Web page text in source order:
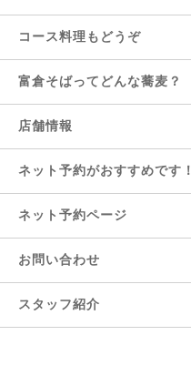
コース料理もどうぞ
富倉そばってどんな蕎麦？
店舗情報
ネット予約がおすすめです！
ネット予約ページ
お問い合わせ
スタッフ紹介